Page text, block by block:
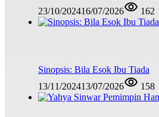
23/10/202416/07/2026 162
Sinopsis: Bila Esok Ibu Tiada
13/11/202413/07/2026 158